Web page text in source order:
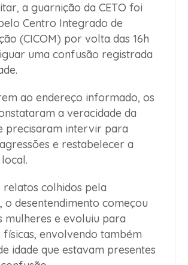
a guarnição da CETO foi
Centro Integrado de
(CICOM) por volta das 16h
uma confusão registrada
ao endereço informado, os
a veracidade da
precisaram intervir para
e restabelecer a
colhidos pela
o desentendimento começou
mulheres e evoluiu para
físicas, envolvendo também
idade que estavam presentes